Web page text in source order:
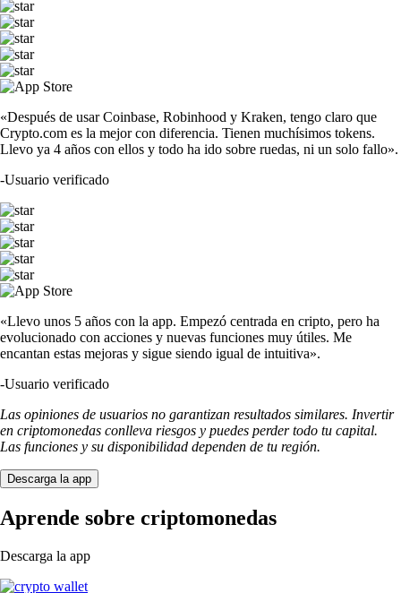
«Después de usar Coinbase, Robinhood y Kraken, tengo claro que
Crypto.com es la mejor con diferencia. Tienen muchísimos tokens.
Llevo ya 4 años con ellos y todo ha ido sobre ruedas, ni un solo fallo».
-Usuario verificado
«Llevo unos 5 años con la app. Empezó centrada en cripto, pero ha
evolucionado con acciones y nuevas funciones muy útiles. Me
encantan estas mejoras y sigue siendo igual de intuitiva».
-Usuario verificado
Las opiniones de usuarios no garantizan resultados similares. Invertir
en criptomonedas conlleva riesgos y puedes perder todo tu capital.
Las funciones y su disponibilidad dependen de tu región.
Descarga la app
Aprende sobre criptomonedas
Descarga la app